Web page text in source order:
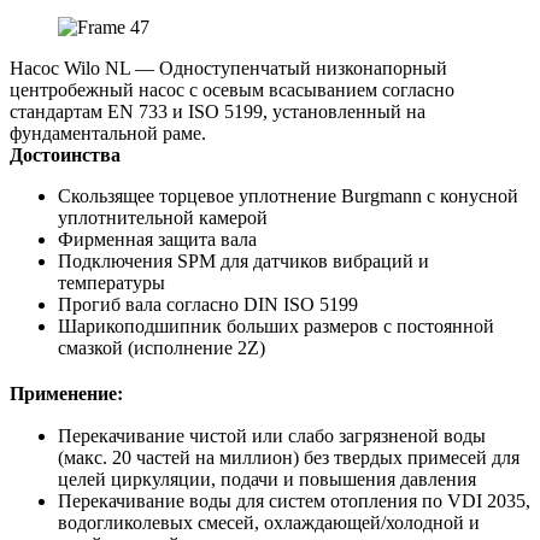
Насос Wilo NL — Одноступенчатый низконапорный
центробежный насос с осевым всасыванием согласно
стандартам EN 733 и ISO 5199, установленный на
фундаментальной раме.
Достоинства
Скользящее торцевое уплотнение Burgmann с конусной
уплотнительной камерой
Фирменная защита вала
Подключения SPM для датчиков вибраций и
температуры
Прогиб вала согласно DIN ISO 5199
Шарикоподшипник больших размеров с постоянной
смазкой (исполнение 2Z)
Применение:
Перекачивание чистой или слабо загрязненой воды
(макс. 20 частей на миллион) без твердых примесей для
целей циркуляции, подачи и повышения давления
Перекачивание воды для систем отопления по VDI 2035,
водогликолевых смесей, охлаждающей/холодной и